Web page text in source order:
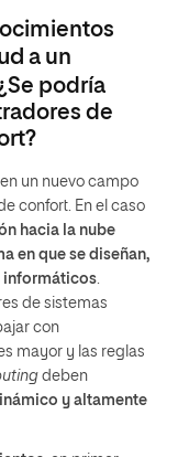
a un
podría
de
un nuevo campo
confort. En el caso
hacia la nube
en que se diseñan,
informáticos
de sistemas
con
mayor y las reglas
deben
y altamente